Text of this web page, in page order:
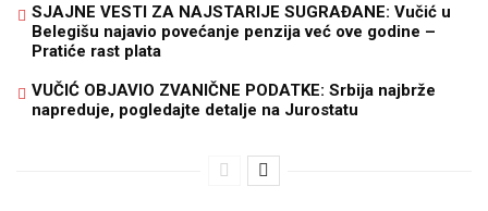
SJAJNE VESTI ZA NAJSTARIJE SUGRAĐANE: Vučić u
Belegišu najavio povećanje penzija već ove godine –
Pratiće rast plata
VUČIĆ OBJAVIO ZVANIČNE PODATKE: Srbija najbrže
napreduje, pogledajte detalje na Jurostatu